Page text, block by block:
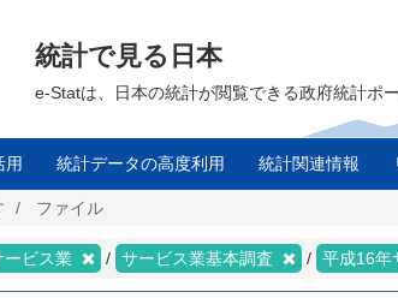
統計で見る日本
e-Statは、日本の統計が閲覧できる政府統計ポ
用 統計データの高度利用 統計関連情報
ファイル
ービス業 サービス業基本調査 平成16年